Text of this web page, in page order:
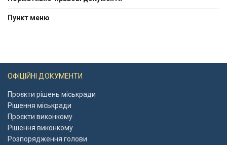
Пункт меню
ОФІЦІЙНІ ДОКУМЕНТИ
Проєкти рішень міськради
Рішення міськради
Проєкти виконкому
Рішення виконкому
Розпорядження голови